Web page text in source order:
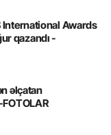
International Awards
qazandı -
əlçatan